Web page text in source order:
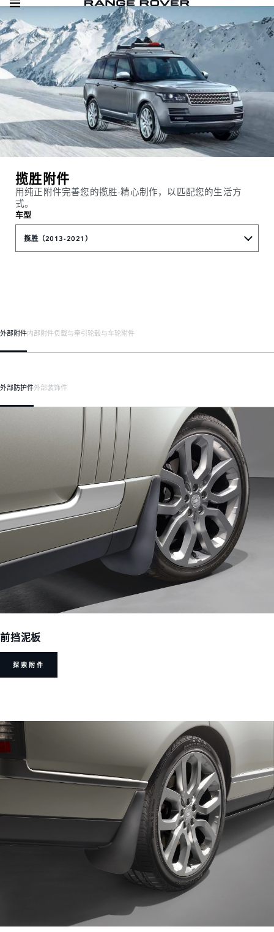
揽胜附件
用纯正附件完善您的揽胜-精心制作，以匹配您的生活方
式。
车型
揽胜（2013-2021）
外部附件内部附件负载与牵引轮毂与车轮附件
外部防护件外部装饰件
前挡泥板
探索附件